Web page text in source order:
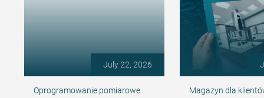
July 22, 2026
Oprogramowanie pomiarowe Magazyn dla